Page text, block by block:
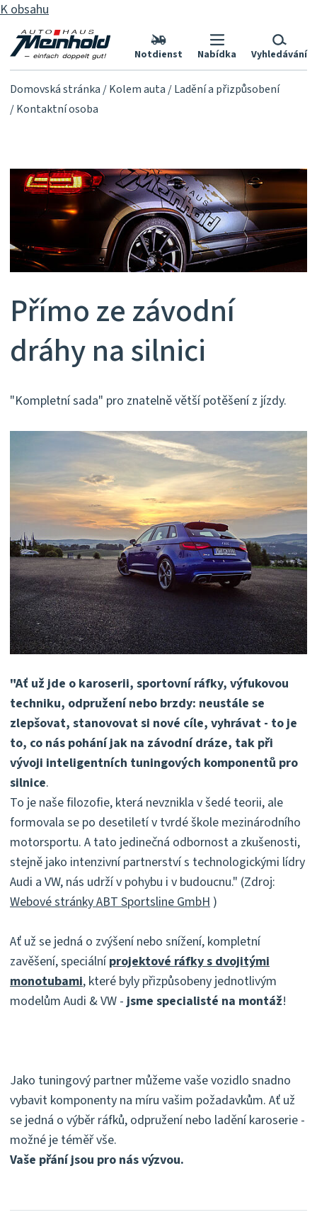
K obsahu
Notdienst Nabídka Vyhledávání
Domovská stránka Kolem auta
Ladění a přizpůsobení
Kontaktní osoba
Přímo ze závodní
dráhy na silnici
"Kompletní sada" pro znatelně větší potěšení z jízdy.
"Ať už jde o karoserii, sportovní ráfky, výfukovou
techniku, odpružení nebo brzdy: neustále se
zlepšovat, stanovovat si nové cíle, vyhrávat - to je
to, co nás pohání jak na závodní dráze, tak při
vývoji inteligentních tuningových komponentů pro
silnice.
To je naše filozofie, která nevznikla v šedé teorii, ale
formovala se po desetiletí v tvrdé škole mezinárodního
motorsportu. A tato jedinečná odbornost a zkušenosti,
stejně jako intenzivní partnerství s technologickými lídry
Audi a VW, nás udrží v pohybu i v budoucnu." (Zdroj:
Webové stránky ABT Sportsline GmbH )
Ať už se jedná o zvýšení nebo snížení, kompletní
zavěšení, speciálníprojektové ráfky s dvojitými
monotubami, které byly přizpůsobeny jednotlivým
modelům Audi & VW -jsme specialisté na montáž!
Jako tuningový partner můžeme vaše vozidlo snadno
vybavit komponenty na míru vašim požadavkům. Ať už
se jedná o výběr ráfků, odpružení nebo ladění karoserie -
možné je téměř vše.
Vaše přání jsou pro nás výzvou.